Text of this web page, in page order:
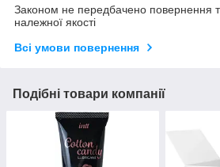
Законом не передбачено повернення
належної якості
Всі умови повернення
Подібні товари компанії